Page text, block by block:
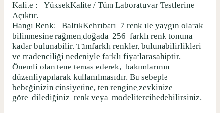
Kalite :
YüksekKalite / Tüm Laboratuvar Testlerine
Açıktır.
Hangi Renk:
BaltıkKehribarı 7 renk ile yaygın olarak
bilinmesine rağmen,doğada 256 farklı renk tonuna
kadar bulunabilir. Tümfarklı renkler, bulunabilirlikleri
ve madenciliği nedeniyle farklı fiyatlarasahiptir.
Önemli olan tene temas ederek, bakımlarının
düzenliyapılarak kullanılmasıdır. Bu sebeple
bebeğinizin cinsiyetine, ten rengine,zevkinize
göre dilediğiniz renk veya modelitercihedebilirsiniz.